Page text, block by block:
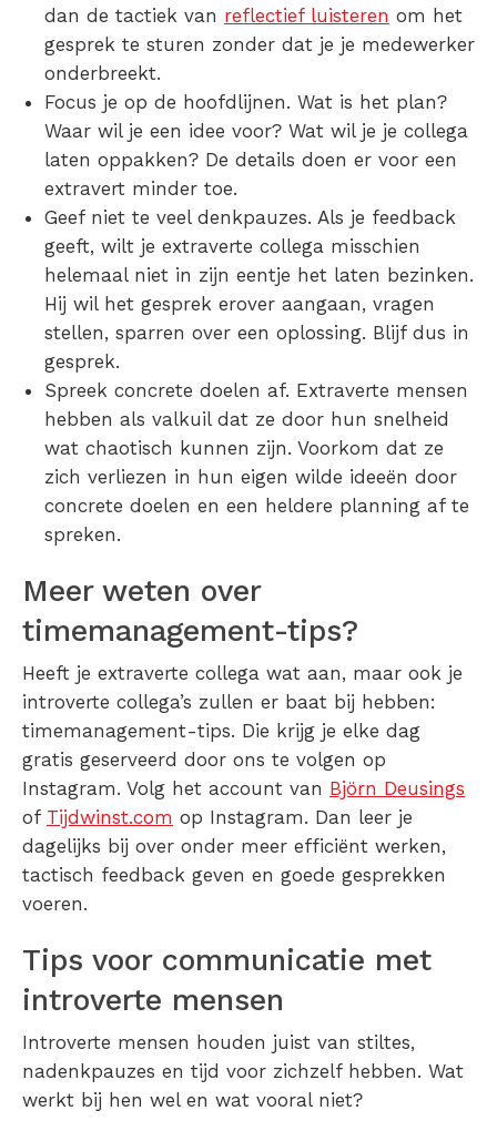
dan de tactiek van reflectief luisteren om het
gesprek te sturen zonder dat je je medewerker
onderbreekt.
Focus je op de hoofdlijnen. Wat is het plan?
Waar wil je een idee voor? Wat wil je je collega
laten oppakken? De details doen er voor een
extravert minder toe.
Geef niet te veel denkpauzes. Als je feedback
geeft, wilt je extraverte collega misschien
helemaal niet in zijn eentje het laten bezinken.
Hij wil het gesprek erover aangaan, vragen
stellen, sparren over een oplossing. Blijf dus in
gesprek.
Spreek concrete doelen af. Extraverte mensen
hebben als valkuil dat ze door hun snelheid
wat chaotisch kunnen zijn. Voorkom dat ze
zich verliezen in hun eigen wilde ideeën door
concrete doelen en een heldere planning af te
spreken.
Meer weten over
timemanagement-tips?
Heeft je extraverte collega wat aan, maar ook je
introverte collega’s zullen er baat bij hebben:
timemanagement-tips. Die krijg je elke dag
gratis geserveerd door ons te volgen op
Instagram. Volg het account van Björn Deusings
of Tijdwinst.com op Instagram. Dan leer je
dagelijks bij over onder meer efficiënt werken,
tactisch feedback geven en goede gesprekken
voeren.
Tips voor communicatie met
introverte mensen
Introverte mensen houden juist van stiltes,
nadenkpauzes en tijd voor zichzelf hebben. Wat
werkt bij hen wel en wat vooral niet?